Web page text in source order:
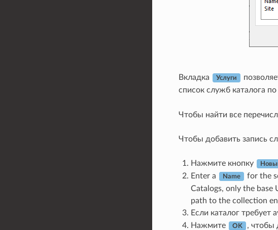
Вкладка Услуги
список служб каталога
Чтобы найти все
Чтобы добавить запись
Нажмите кнопку
Enter a Name for the
Catalogs, only the base
path to the collection
Если каталог
Нажмите
OK , чтобы